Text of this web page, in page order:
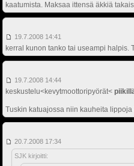
kaatumista. Maksaa ittensä äkkiä
19.7.2008 14:41
kerral kunon tanko tai useampi halpis.
19.7.2008 14:44
keskustelu<kevytmoottoripyörät<
Tuskin katuajossa niin kauheita
20.7.2008 17:34
SJK kirjoitti: